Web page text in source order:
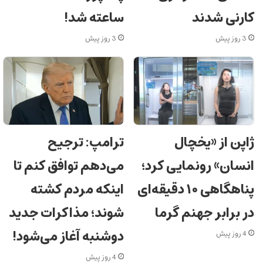
کارنی شدند
3 روز پیش
ساعته شد!
3 روز پیش
ژاپن از «یخچال
انسان» رونمایی کرد؛
پناهگاهی ۱۰ دقیقه‌ای
در برابر جهنم گرما
4 روز پیش
ترامپ: ترجیح
می‌دهم توافق کنم تا
اینکه مردم کشته
شوند؛ مذاکرات جدید
دوشنبه آغاز می‌شود!
4 روز پیش